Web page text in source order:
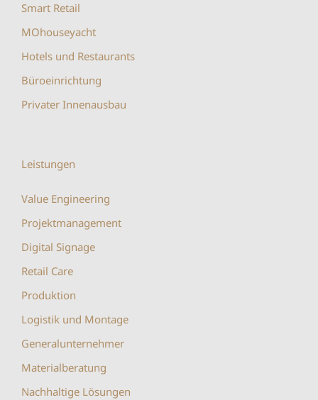
Smart Retail
MOhouseyacht
Hotels und Restaurants
Büroeinrichtung
Privater Innenausbau
Leistungen
Value Engineering
Projektmanagement
Digital Signage
Retail Care
Produktion
Logistik und Montage
Generalunternehmer
Materialberatung
Nachhaltige Lösungen